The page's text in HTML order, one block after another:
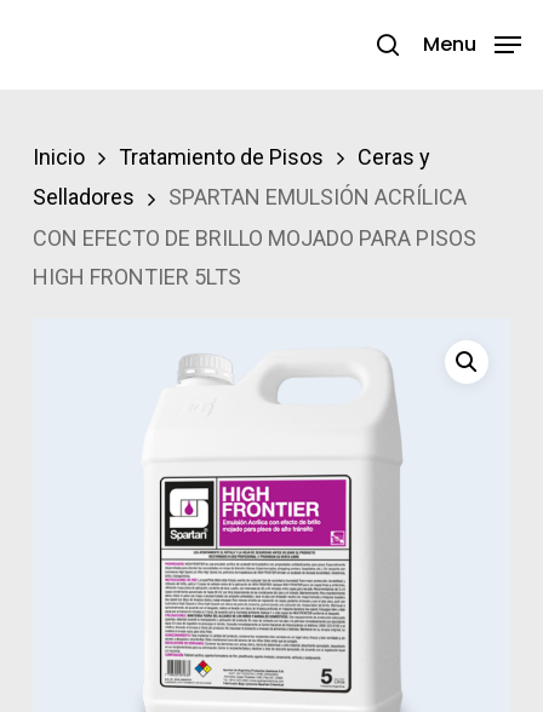
search
Menu
Inicio Tratamiento de Pisos
Ceras y
Selladores
SPARTAN EMULSIÓN ACRÍLICA
CON EFECTO DE BRILLO MOJADO PARA PISOS
HIGH FRONTIER 5LTS